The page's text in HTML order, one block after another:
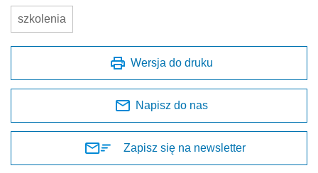
szkolenia
Wersja do druku
Napisz do nas
Zapisz się na newsletter